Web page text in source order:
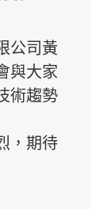
公司黃
與大家
術趨勢
，期待